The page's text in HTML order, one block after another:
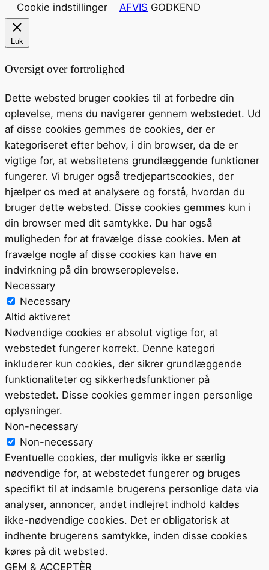
Cookie indstillinger
AFVIS GODKEND
Luk
Oversigt over fortrolighed
Dette websted bruger cookies til at forbedre din
oplevelse, mens du navigerer gennem webstedet. Ud
af disse cookies gemmes de cookies, der er
kategoriseret efter behov, i din browser, da de er
vigtige for, at websitetens grundlæggende funktioner
fungerer. Vi bruger også tredjepartscookies, der
hjælper os med at analysere og forstå, hvordan du
bruger dette websted. Disse cookies gemmes kun i
din browser med dit samtykke. Du har også
muligheden for at fravælge disse cookies. Men at
fravælge nogle af disse cookies kan have en
indvirkning på din browseroplevelse.
Necessary
Necessary
Altid aktiveret
Nødvendige cookies er absolut vigtige for, at
webstedet fungerer korrekt. Denne kategori
inkluderer kun cookies, der sikrer grundlæggende
funktionaliteter og sikkerhedsfunktioner på
webstedet. Disse cookies gemmer ingen personlige
oplysninger.
Non-necessary
Non-necessary
Eventuelle cookies, der muligvis ikke er særlig
nødvendige for, at webstedet fungerer og bruges
specifikt til at indsamle brugerens personlige data via
analyser, annoncer, andet indlejret indhold kaldes
ikke-nødvendige cookies. Det er obligatorisk at
indhente brugerens samtykke, inden disse cookies
køres på dit websted.
GEM & ACCEPTÈR